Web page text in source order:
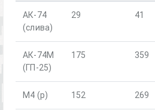
АК-74
(слива)
29 41
АК-74М
(ГП-25)
175 359
М4 (р) 152 269